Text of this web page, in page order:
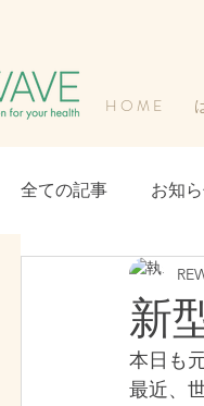
H O M E
全ての記事 お知
新
本日も
最近、